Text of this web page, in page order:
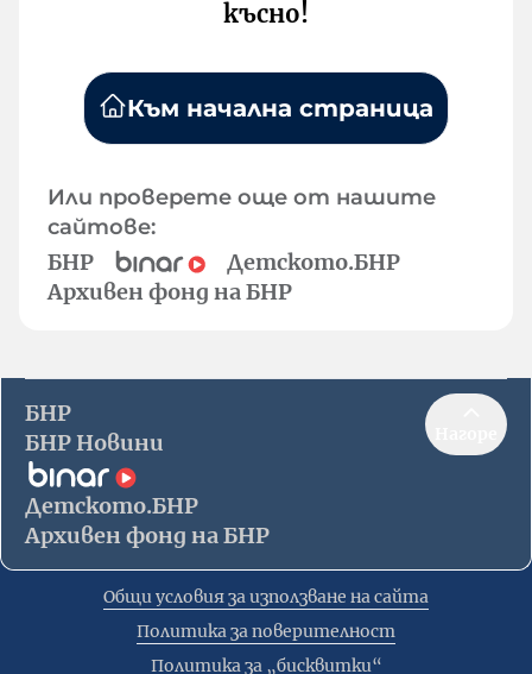
късно!
Към начална страница
Или проверете още от нашите
сайтове:
БНР
Детското.БНР
Архивен фонд на БНР
БНР
БНР Новини
Детското.БНР
Архивен фонд на БНР
Общи условия за използване на сайта
Политика за поверителност
Политика за „бисквитки“